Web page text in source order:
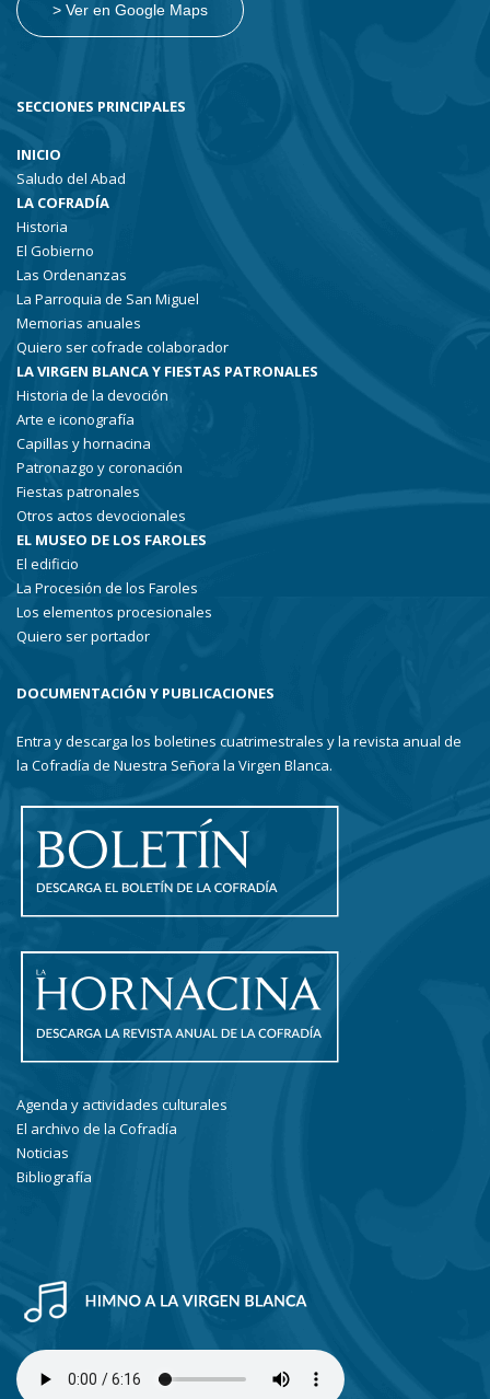
> Ver en Google Maps
SECCIONES PRINCIPALES
INICIO
Saludo del Abad
LA COFRADÍA
Historia
El Gobierno
Las Ordenanzas
La Parroquia de San Miguel
Memorias anuales
Quiero ser cofrade colaborador
LA VIRGEN BLANCA Y FIESTAS PATRONALES
Historia de la devoción
Arte e iconografía
Capillas y hornacina
Patronazgo y coronación
Fiestas patronales
Otros actos devocionales
EL MUSEO DE LOS FAROLES
El edificio
La Procesión de los Faroles
Los elementos procesionales
Quiero ser portador
DOCUMENTACIÓN Y PUBLICACIONES
Entra y descarga los boletines cuatrimestrales y la revista anual de
la Cofradía de Nuestra Señora la Virgen Blanca.
Agenda y actividades culturales
El archivo de la Cofradía
Noticias
Bibliografía